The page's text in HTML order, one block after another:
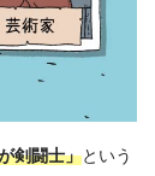
剣闘士」という